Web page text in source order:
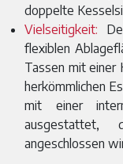
doppelte
Vielseitigkeit:
flexiblen
Tassen mit einer
herkömmlichen
mit einer
angeschlossen